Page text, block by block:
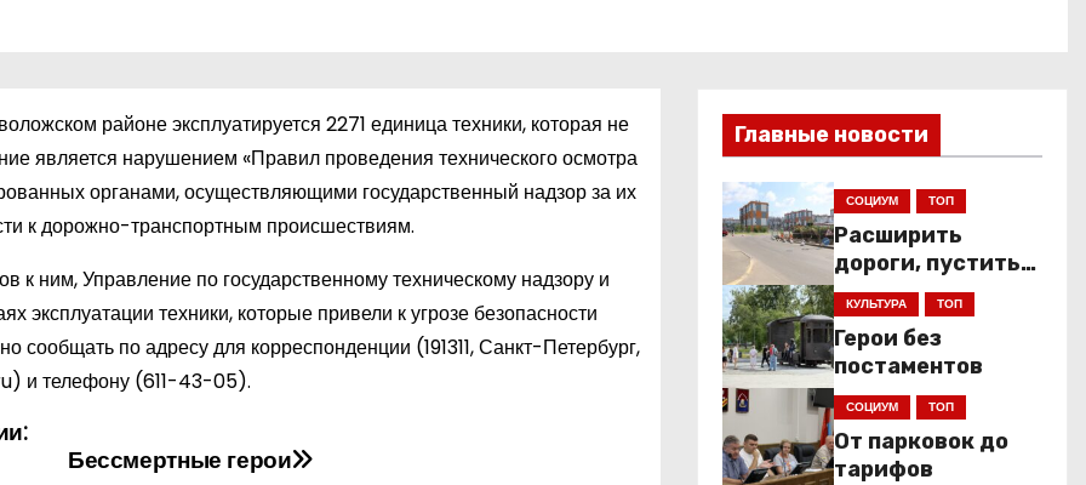
районе эксплуатируется 2271 единица техники, которая не
является нарушением «Правил проведения технического осмотра
органами, осуществляющими государственный надзор за их
к дорожно-транспортным происшествиям.
ним, Управление по государственному техническому надзору и
техники, которые привели к угрозе безопасности
по адресу для корреспонденции (191311, Санкт-Петербург,
) и телефону (611-43-05).
Бессмертные герои
Главные новости
СОЦИУМ ТОП
Расширить
дороги, пустить
низкопольники
КУЛЬТУРА ТОП
Герои без
постаментов
СОЦИУМ ТОП
От парковок до
тарифов